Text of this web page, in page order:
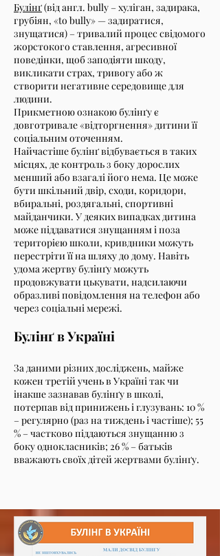
Булінґ(від англ. bully – хуліган, задирака,
грубіян, «to bully» — задиратися,
знущатися) – тривалий процес свідомого
жорстокого ставлення, агресивної
поведінки, щоб заподіяти шкоду,
викликати страх, тривогу або ж
створити негативне середовище для
людини.
Прикметною ознакою булінґу є
довготривале «відторгнення» дитини її
соціальним оточенням.
Найчастіше булінґ відбувається в таких
місцях, де контроль з боку дорослих
менший або взагалі його нема. Це може
бути шкільний двір, сходи, коридори,
вбиральні, роздягальні, спортивні
майданчики. У деяких випадках дитина
може піддаватися знущанням і поза
територією школи, кривдники можуть
перестріти її на шляху до дому. Навіть
удома жертву булінґу можуть
продовжувати цькувати, надсилаючи
образливі повідомлення на телефон або
через соціальні мережі.
Булінґ в Україні
За даними різних досліджень, майже
кожен третій учень в Україні так чи
інакше зазнавав булінґу в школі,
потерпав від принижень і глузувань: 10 %
– регулярно (раз на тиждень і частіше); 55
% – частково піддаються знущанню з
боку однокласників; 26 % – батьків
вважають своїх дітей жертвами булінґу.